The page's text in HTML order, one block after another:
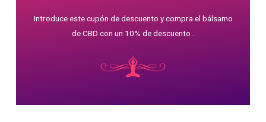
Introduce este cupón de descuento y compra el bálsamo
de CBD con un 10% de descuento .